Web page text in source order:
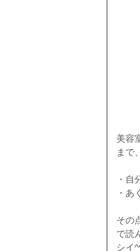
美容
まで
・自
・あ
その
で読
シイ